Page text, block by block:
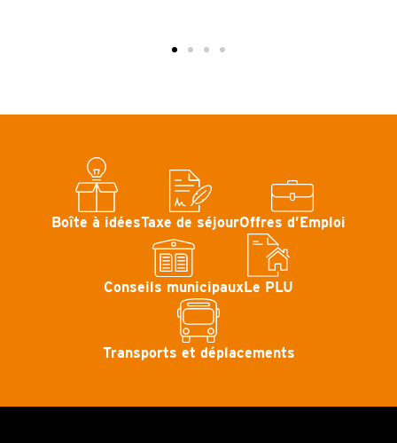
Boîte à idéesTaxe de séjourOffres d’Emploi
Conseils municipauxLe PLU
Transports et déplacements